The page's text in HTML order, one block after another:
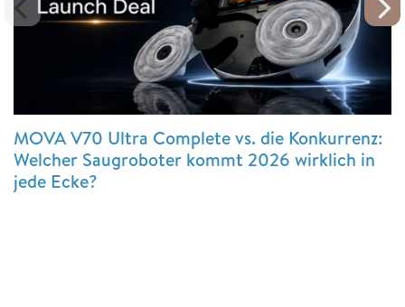
MOVA V70 Ultra Complete vs. die Konkurrenz:
Welcher Saugroboter kommt 2026 wirklich in
jede Ecke?